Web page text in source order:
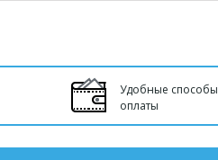
Удобные способы
оплаты